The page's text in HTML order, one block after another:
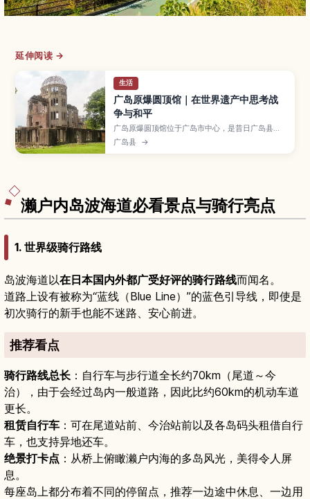
延伸阅读 →
生活
广岛原爆圆顶馆｜在世界遗产中思考战
争与和平
广岛原爆圆顶馆位于广岛市中心，是昔日广岛县物
产陈列馆的遗迹，以保留下来的外墙与钢骨向世人
传达1945年原子弹的惨剧，并被列入联合国教科文
入了解历史并静心思考和平。
广岛县 →
濑户内岛波海道必看景点与骑行亮点
1. 世界级骑行路线
岛波海道以在日本国内外都广受好评的骑行路线而闻名。
道路上设有被称为“蓝线（Blue Line）”的蓝色引导线，即使是
初次骑行的新手也能不迷路、安心前进。
推荐看点
骑行路线总长 ：自行车与步行道全长约70km（尾道～今
治），由于会经过岛内一般道路，因此比约60km的机动车道
更长。
租赁自行车 ：可在尾道站前、今治站前以及各岛码头租借自行
车，也支持异地还车。
绝景打卡点 ：从桥上俯瞰濑户内海的多岛风光，美得令人屏
息。
每座岛上都分布着不同的停留点，推荐一边途中休息、一边用